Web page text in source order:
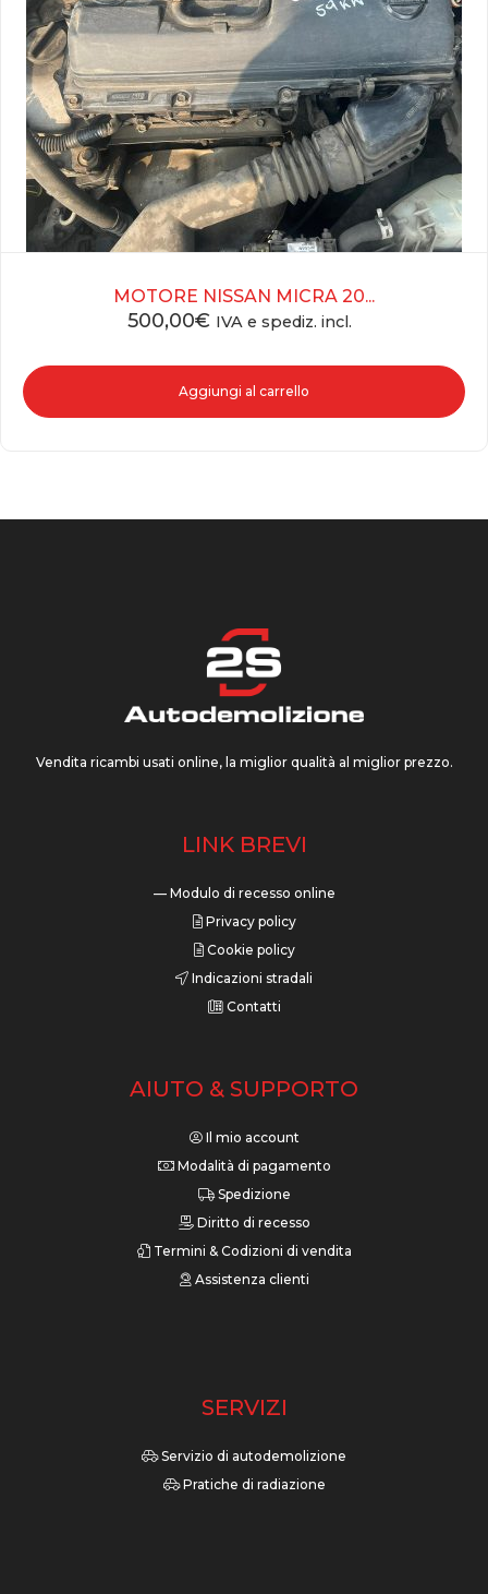
MOTORE NISSAN MICRA 20...
500,00€ IVA e spediz. incl.
Aggiungi al carrello
Vendita ricambi usati online, la miglior qualità al miglior prezzo.
LINK BREVI
— Modulo di recesso online
Privacy policy
Cookie policy
Indicazioni stradali
Contatti
AIUTO & SUPPORTO
Il mio account
Modalità di pagamento
Spedizione
Diritto di recesso
Termini & Codizioni di vendita
Assistenza clienti
SERVIZI
Servizio di autodemolizione
Pratiche di radiazione